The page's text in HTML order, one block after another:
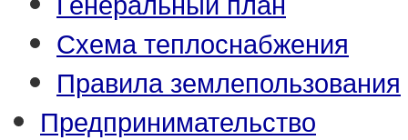
Схема теплоснабжения
Правила землепользования
Предпринимательство